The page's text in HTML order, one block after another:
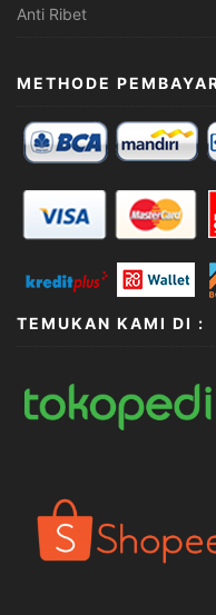
Anti Ribet
METHODE
TEMUKAN KAMI DI :